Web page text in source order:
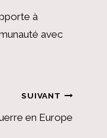
à
avec
SUIVANT
en Europe